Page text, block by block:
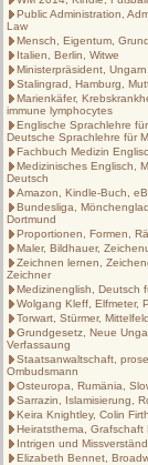
Public Administration,
Law
Mensch, Eigentum,
Italien, Berlin, Witwe
Ministerpräsident,
Stalingrad, Hamburg,
Marienkäfer,
immune lymphocytes
Englische Sprachlehre für
Deutsche Sprachlehre für
Fachbuch Medizin
Medizinisches Englisch,
Deutsch
Amazon, Kindle-Buch,
Bundesliga,
Dortmund
Proportionen, Formen,
Maler, Bildhauer,
Zeichnen lernen,
Zeichner
Medizinenglish, Deutsch
Wolgang Kleff, Elfmeter,
Torwart, Stürmer, Mittelfeld
Grundgesetz, Neue
Verfassaung
Staatsanwaltschaft,
Ombudsmann
Osteuropa, Rumänia,
Sarrazin, Islamisierung,
Keira Knightley, Colin
Heiratsthema, Grafschaft
Intrigen und
Elizabeth Bennet,